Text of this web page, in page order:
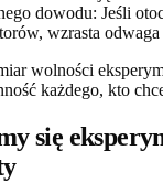
dowodu: Jeśli
wzrasta odwaga
wolności
każdego, kto
się